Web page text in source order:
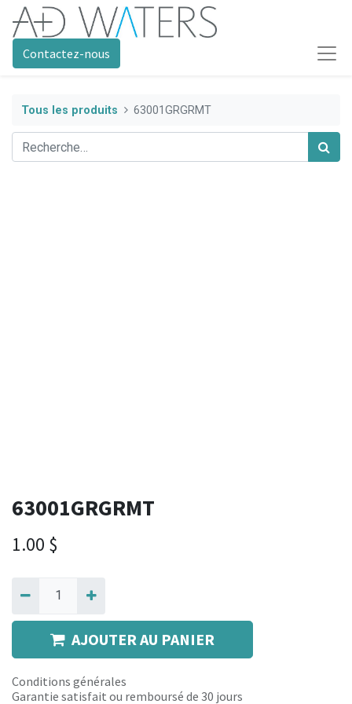
Contactez-nous
Tous les produits 63001GRGRMT
63001GRGRMT
1.00 $
AJOUTER AU PANIER
Conditions générales
Garantie satisfait ou remboursé de 30 jours